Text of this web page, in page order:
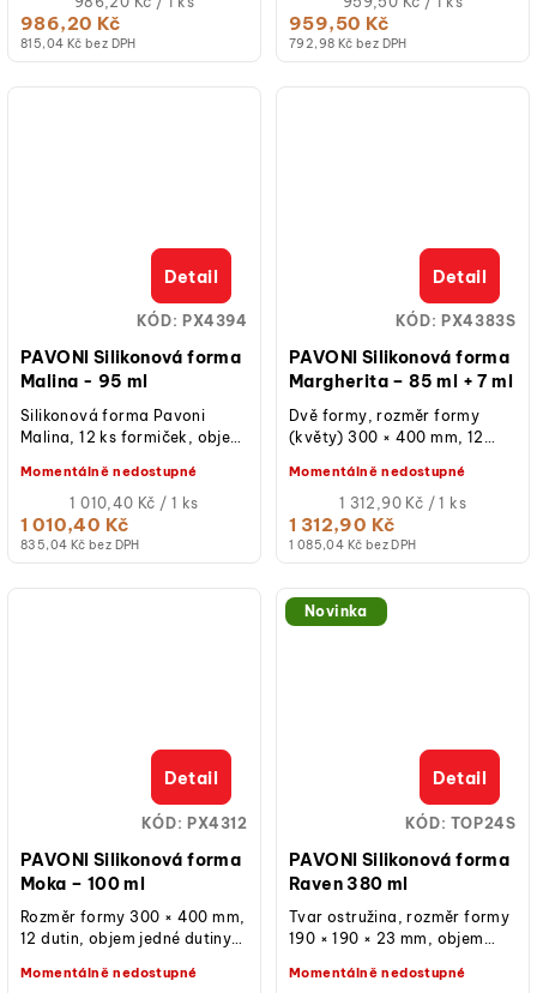
815,04 Kč bez DPH
986,20 Kč
cena:
792,98 Kč bez DPH
959,50 Kč
cena:
PAVONI Silikonová forma
Malina - 95 ml
835,04 Kč bez DPH
1 010,40 Kč
Měrná
cena:
1 010,40 Kč / 1 ks
Momentálně nedostupné
Detail
Silikonová forma Pavoni
Malina, 12 ks formiček, objem
formičky - 65 × 58 × 54 mm,
potravinářský...
KÓD: PX4394
PAVONI Silikonová forma
Margherita – 85 ml + 7 ml
1 085,04 Kč bez DPH
1 312,90 Kč
Měrná
cena:
1 312,90 Kč / 1 ks
Momentálně nedostupné
Detail
Dvě formy, rozměr formy
(květy) 300 × 400 mm, 12
ml / rozměr formy (polokoule)
300 ×...
KÓD: PX4383S
PAVONI Silikonová forma
Moka – 100 ml
Momentálně nedostupné
Detail
Rozměr formy 300 × 400 mm,
12 dutin, objem jedné dutiny
platinový silikon, teplotní
KÓD:PX4312
Novinka
PAVONI Silikonová forma
Raven 380 ml
Momentálně nedostupné
Detail
Tvar ostružina, rozměr formy
190 × 190 × 23 mm, objem
mm, profesionální silikon,
KÓD:TOP24S